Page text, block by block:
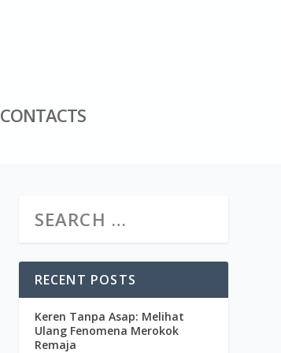
CONTACTS
RECENT POSTS
Keren Tanpa Asap: Melihat
Ulang Fenomena Merokok
Remaja